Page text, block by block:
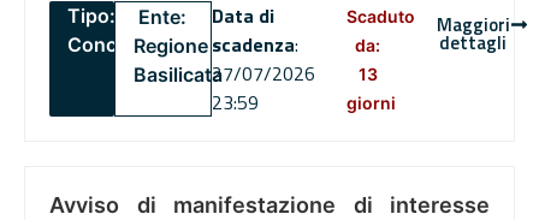
Tipo:
Concorsi
Ente:
Regione
Basilicata
Data di
scadenza:
27/07/2026
23:59
Scaduto
da:
13
giorni
Maggiori
dettagli
Avviso di manifestazione di interesse